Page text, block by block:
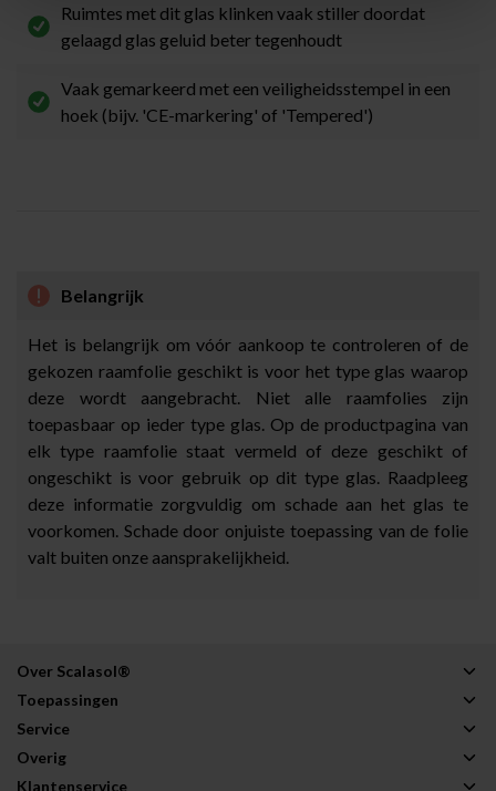
Ruimtes met dit glas klinken vaak stiller doordat
gelaagd glas geluid beter tegenhoudt
Vaak gemarkeerd met een veiligheidsstempel in een
hoek (bijv. 'CE-markering' of 'Tempered')
Belangrijk
Het is belangrijk om vóór aankoop te controleren of de
gekozen raamfolie geschikt is voor het type glas waarop
deze wordt aangebracht. Niet alle raamfolies zijn
toepasbaar op ieder type glas. Op de productpagina van
elk type raamfolie staat vermeld of deze geschikt of
ongeschikt is voor gebruik op dit type glas. Raadpleeg
deze informatie zorgvuldig om schade aan het glas te
voorkomen. Schade door onjuiste toepassing van de folie
valt buiten onze aansprakelijkheid.
Over Scalasol®
Toepassingen
Service
Overig
Klantenservice